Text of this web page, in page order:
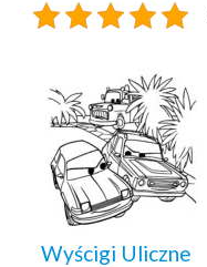
Wyścigi Uliczne